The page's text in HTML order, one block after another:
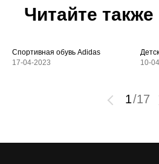
Читайте также
Спортивная обувь Adidas
17-04-2023
10-
1/17